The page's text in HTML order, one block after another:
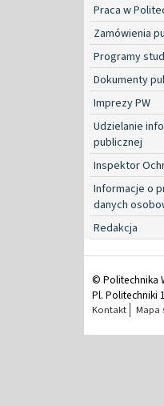
Praca w
Zamówienia
Programy
Dokumenty
Imprezy PW
Udzielanie
publicznej
Inspektor
Informacje o
danych
Redakcja
© Politechnika
Pl. Politechniki
Kontakt Mapa